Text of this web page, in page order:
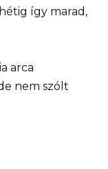
így marad,
arca
nem szólt